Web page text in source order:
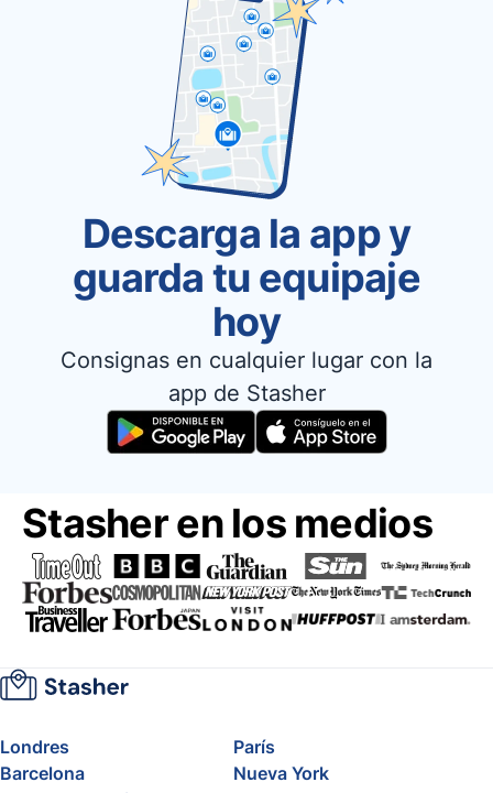
Descarga la app y
guarda tu equipaje
hoy
Consignas en cualquier lugar con la
app de Stasher
Stasher en los medios
Londres
París
Barcelona
Nueva York